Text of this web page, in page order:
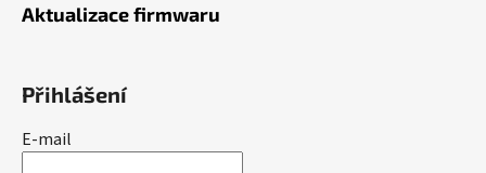
Aktualizace firmwaru
Přihlášení
E-mail